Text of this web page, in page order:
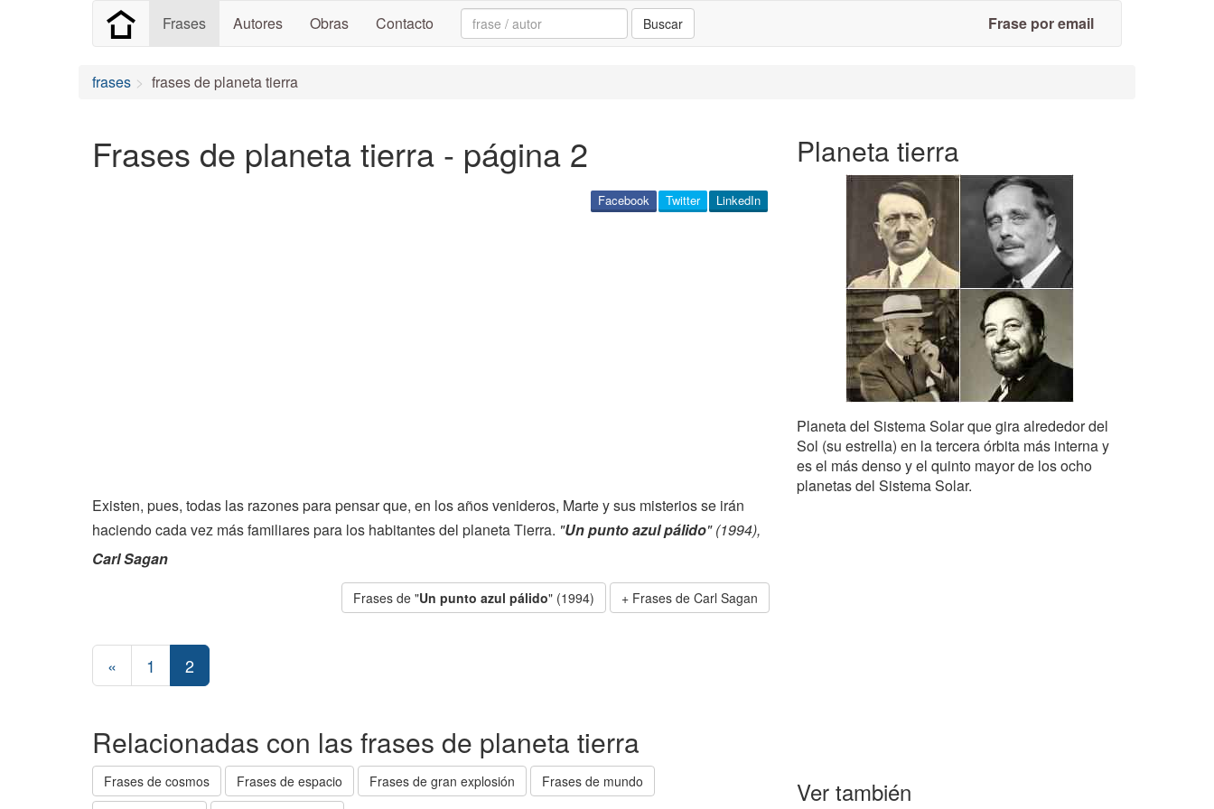
Frases Autores Obras Contacto Search: Buscar Frase por email
frases frases de planeta tierra
Frases de planeta tierra - página 2
LinkedIn
Twitter
Facebook
Existen, pues, todas las razones para pensar que, en los años venideros, Marte y sus misterios se irán
haciendo cada vez más familiares para los habitantes del planeta Tierra. "Un punto azul pálido" (1994),
Carl Sagan
Frases de "Un punto azul pálido" (1994) Frases de Carl Sagan
« 1 2
Relacionadas con las frases de planeta tierra
Frases de cosmos Frases de espacio Frases de gran explosión
Frases de mundo
Planeta tierra
Planeta del Sistema Solar que gira alrededor del
Sol (su estrella) en la tercera órbita más interna y
es el más denso y el quinto mayor de los ocho
planetas del Sistema Solar.
Ver también